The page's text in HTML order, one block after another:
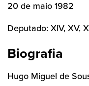
20 de maio 1982
Deputado: XIV, XV,
Biografia
Hugo Miguel de